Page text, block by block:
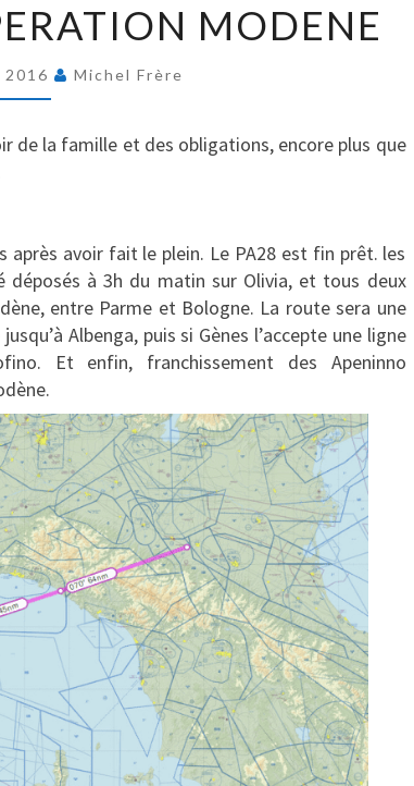
I
A
I
T
A
–
O
P
E
R
A
T
I
O
N
M
O
D
E
MODENE
2016 Michel Frère
de la famille et des obligations, encore plus que
après avoir fait le plein. Le PA28 est fin prêt. les
à 3h du matin sur Olivia, et tous deux
entre Parme et Bologne. La route sera une
Albenga, puis si Gènes l’accepte une ligne
Et enfin, franchissement des Apeninno